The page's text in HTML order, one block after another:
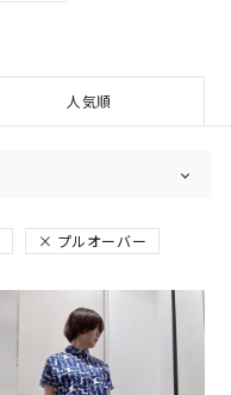
人気順
プルオーバー